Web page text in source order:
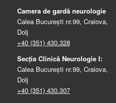
Camera de gardă neurologie
Calea București nr.99, Craiova,
Dolj
+40 (351) 430.328
Secția Clinică Neurologie I:
Calea București nr.99, Craiova,
Dolj
+40 (351) 430.307